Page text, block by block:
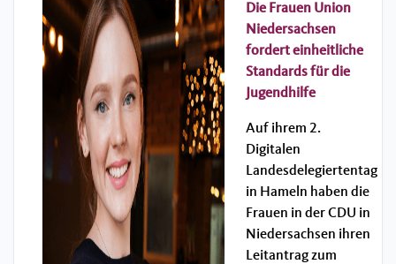
Die Frauen Union
Niedersachsen
fordert einheitliche
Standards für die
Jugendhilfe
Auf ihrem 2.
Digitalen
Landesdelegiertentag
in Hameln haben die
Frauen in der CDU in
Niedersachsen ihren
Leitantrag zum